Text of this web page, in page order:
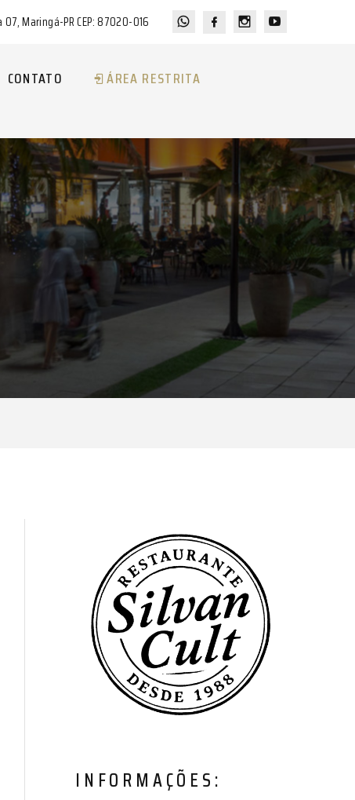
Maringá-PR CEP: 87020-016
CONTATO ÁREA RESTRITA
INFORMAÇÕES: